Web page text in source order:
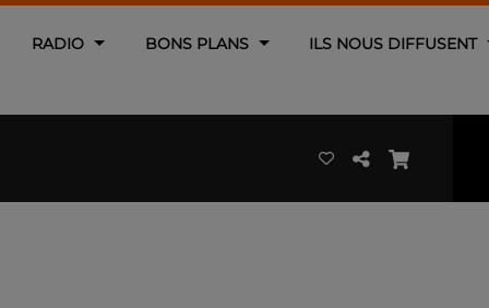
RADIO BONS PLANS ILS NOUS DIFFUSENT